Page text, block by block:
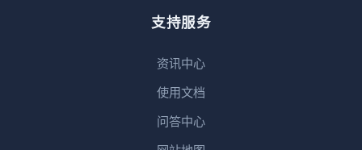
支持服务
资讯中心
使用文档
问答中心